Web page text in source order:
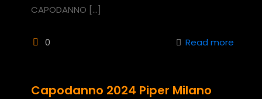
CAPODANNO […]
0 Read more
Capodanno 2024 Piper Milano